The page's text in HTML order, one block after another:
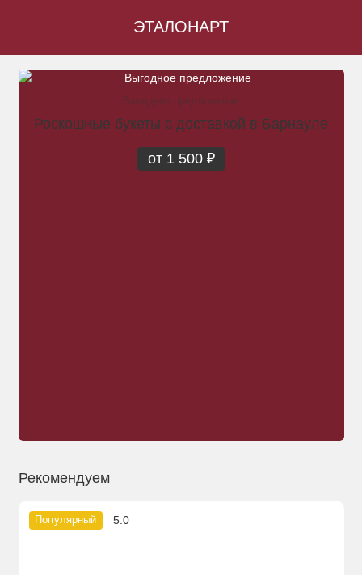
ЭТАЛОНАРТ
Выгодное предложение
Роскошные букеты с доставкой в Барнауле
от 1 500 ₽
Рекомендуем
Популярный 5.0